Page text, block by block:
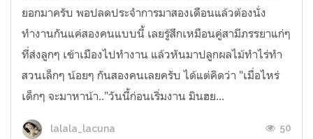
ยอกมาครับ พอปลดประจำการมาสองเดือนแล้วต้องนั่ง
ทำงานกันแค่สองคนแบบนี้ เลยรู้สึกเหมือนคู่สามีภรรยาแก่ๆ
ที่ส่งลูกๆ เข้าเมืองไปทำงาน แล้วหันมาปลูกผลไม้ทำไร่ทำ
สวนเล็กๆ น้อยๆ กันสองคนเลยครับ ได้แต่คิดว่า "เมื่อไหร่
เด็กๆ จะมาหาน้า.."วันนี้ก่อนเริ่มงาน มินฮย...
lalala_lacuna 50